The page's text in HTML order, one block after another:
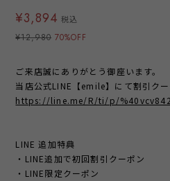
¥3,894 税込
¥12,980 70%OFF
ご来店誠にありがとう御座います。
当店公式LINE【emile】にて割引クー
https://line.me/R/ti/p/
LINE 追加特典
・LINE追加で初回割引クーポン
・LINE限定クーポン